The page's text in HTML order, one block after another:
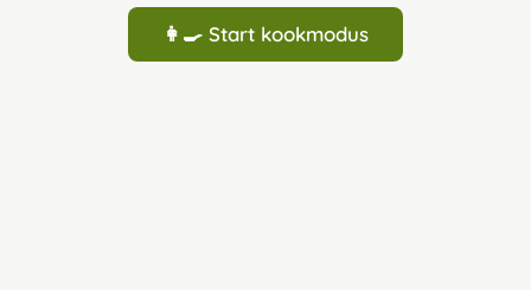
👩‍🍳 Start kookmodus